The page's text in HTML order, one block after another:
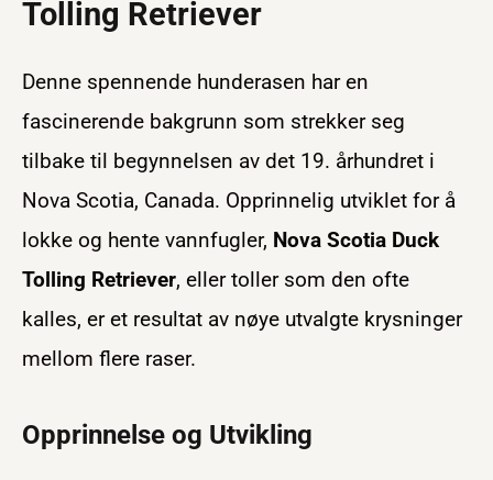
Tolling Retriever
Denne spennende hunderasen har en
fascinerende bakgrunn som strekker seg
tilbake til begynnelsen av det 19. århundret i
Nova Scotia, Canada. Opprinnelig utviklet for å
lokke og hente vannfugler, Nova Scotia Duck
Tolling Retriever, eller toller som den ofte
kalles, er et resultat av nøye utvalgte krysninger
mellom flere raser.
Opprinnelse og Utvikling